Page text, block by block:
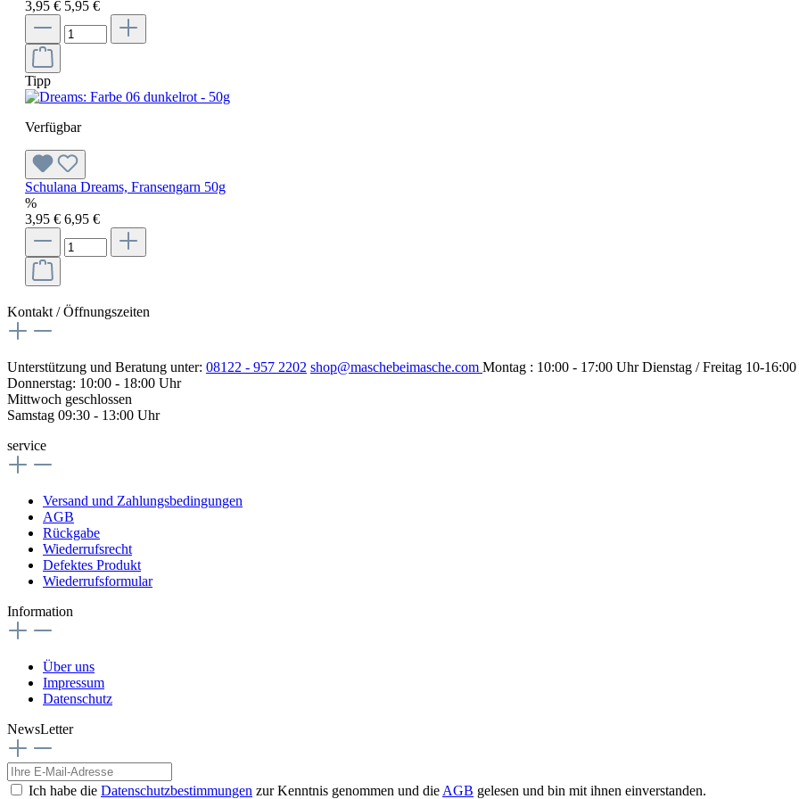
3,95 € 5,95 €
Tipp
Verfügbar
Schulana Dreams, Fransengarn 50g
%
3,95 € 6,95 €
Kontakt / Öffnungszeiten
Unterstützung und Beratung unter: 08122 - 957 2202 shop@maschebeimasche.com Montag : 10:00 - 17:00 Uhr Dienstag / Freitag 10-
Donnerstag: 10:00 - 18:00 Uhr
Mittwoch geschlossen
Samstag 09:30 - 13:00 Uhr
service
Versand und Zahlungsbedingungen
AGB
Rückgabe
Wiederrufsrecht
Defektes Produkt
Wiederrufsformular
Information
Über uns
Impressum
Datenschutz
NewsLetter
Ich habe die Datenschutzbestimmungen zur Kenntnis genommen und die AGB gelesen und bin mit ihnen einverstanden.